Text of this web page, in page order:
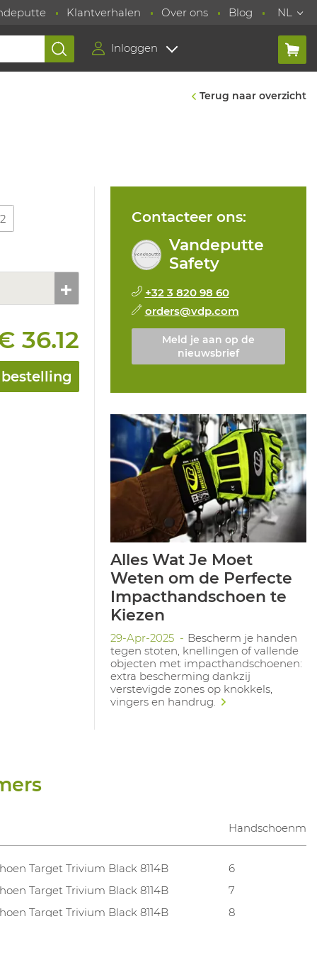
Klantverhalen Over ons Blog NL
Inloggen
Terug naar overzicht
36.12
Contacteer ons:
Vandeputte
Safety
+32 3 820 98 60
orders@vdp.com
Meld je aan op de
nieuwsbrief
Alles Wat Je Moet
Weten om de Perfecte
Impacthandschoen te
Kiezen
29-Apr-2025
Bescherm je handen
tegen stoten, knellingen of vallende
objecten met impacthandschoenen:
extra bescherming dankzij
verstevigde zones op knokkels,
vingers en handrug.
Target Trivium Black 8114B
6
Target Trivium Black 8114B
7
Target Trivium Black 8114B
8